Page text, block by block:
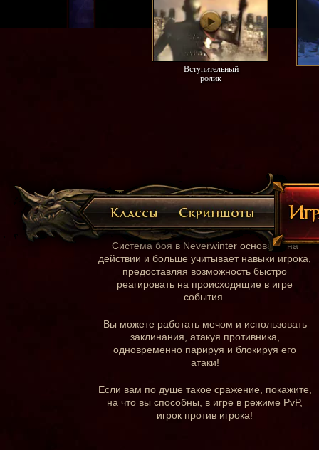
Вступительный
ролик
Динамичный бой
Система боя в Neverwinter основана на
действии и больше учитывает навыки игрока,
предоставляя возможность быстро
реагировать на происходящие в игре
события.
Вы можете работать мечом и использовать
заклинания, атакуя противника,
одновременно парируя и блокируя его
атаки!
Если вам по душе такое сражение, покажите,
на что вы способны, в игре в режиме PvP,
игрок против игрока!